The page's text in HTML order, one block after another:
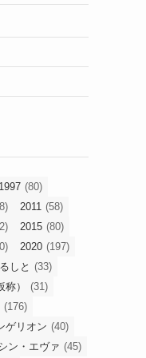
1997 (80)
2011 (58)
2015 (80)
2020 (197)
しと (33)
）
(31)
(176)
ゲリオン (40)
ン・エヴァ (45)